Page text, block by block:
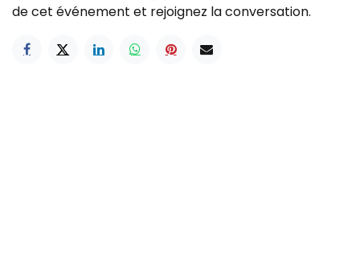
de cet événement et rejoignez la conversation.